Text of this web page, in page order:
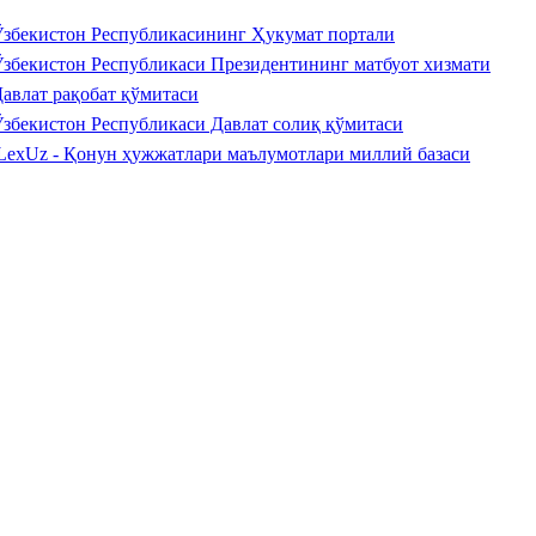
Республикасининг Ҳукумат портали
Республикаси Президентининг матбуот хизмати
рақобат қўмитаси
Республикаси Давлат солиқ қўмитаси
- Қонун ҳужжатлари маълумотлари миллий базаси